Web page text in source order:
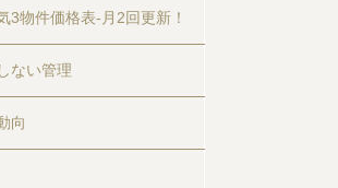
3物件価格表-月2回更新！
ない管理
向